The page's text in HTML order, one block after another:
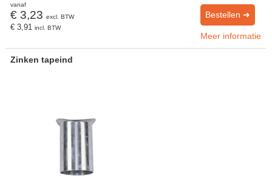
Bestellen ➜
vanaf
€ 3,23 excl. BTW
€ 3,91 incl. BTW
Meer informatie
Zinken tapeind